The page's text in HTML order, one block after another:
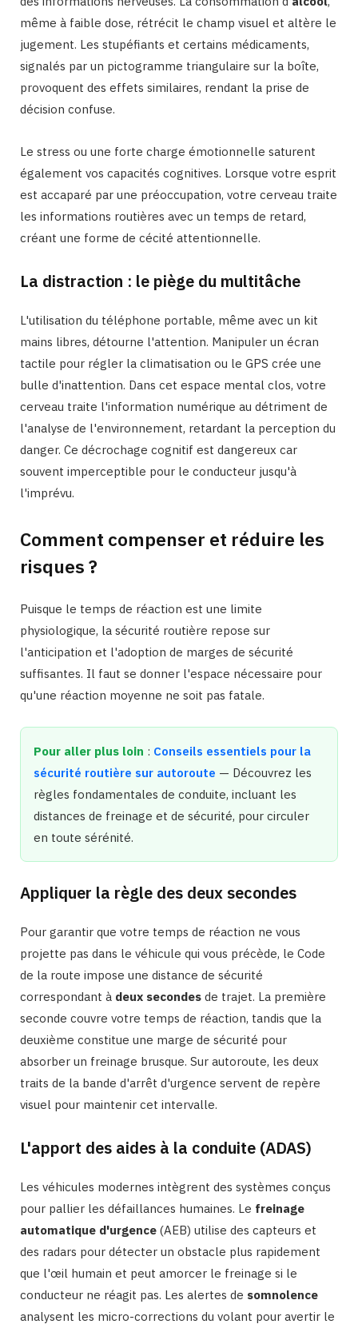
même à faible dose, rétrécit le champ visuel et altère le
jugement. Les stupéfiants et certains médicaments,
signalés par un pictogramme triangulaire sur la boîte,
provoquent des effets similaires, rendant la prise de
décision confuse.
Le stress ou une forte charge émotionnelle saturent
également vos capacités cognitives. Lorsque votre esprit
est accaparé par une préoccupation, votre cerveau traite
les informations routières avec un temps de retard,
créant une forme de cécité attentionnelle.
La distraction : le piège du multitâche
L'utilisation du téléphone portable, même avec un kit
mains libres, détourne l'attention. Manipuler un écran
tactile pour régler la climatisation ou le GPS crée une
bulle d'inattention. Dans cet espace mental clos, votre
cerveau traite l'information numérique au détriment de
l'analyse de l'environnement, retardant la perception du
danger. Ce décrochage cognitif est dangereux car
souvent imperceptible pour le conducteur jusqu'à
l'imprévu.
Comment compenser et réduire les
risques ?
Puisque le temps de réaction est une limite
physiologique, la sécurité routière repose sur
l'anticipation et l'adoption de marges de sécurité
suffisantes. Il faut se donner l'espace nécessaire pour
qu'une réaction moyenne ne soit pas fatale.
Pour aller plus loin : Conseils essentiels pour la
sécurité routière sur autoroute — Découvrez les
règles fondamentales de conduite, incluant les
distances de freinage et de sécurité, pour circuler
en toute sérénité.
Appliquer la règle des deux secondes
Pour garantir que votre temps de réaction ne vous
projette pas dans le véhicule qui vous précède, le Code
de la route impose une distance de sécurité
correspondant à deux secondes de trajet. La première
seconde couvre votre temps de réaction, tandis que la
deuxième constitue une marge de sécurité pour
absorber un freinage brusque. Sur autoroute, les deux
traits de la bande d'arrêt d'urgence servent de repère
visuel pour maintenir cet intervalle.
L'apport des aides à la conduite (ADAS)
Les véhicules modernes intègrent des systèmes conçus
pour pallier les défaillances humaines. Le freinage
automatique d'urgence (AEB) utilise des capteurs et
des radars pour détecter un obstacle plus rapidement
que l'œil humain et peut amorcer le freinage si le
conducteur ne réagit pas. Les alertes de somnolence
analysent les micro-corrections du volant pour avertir le